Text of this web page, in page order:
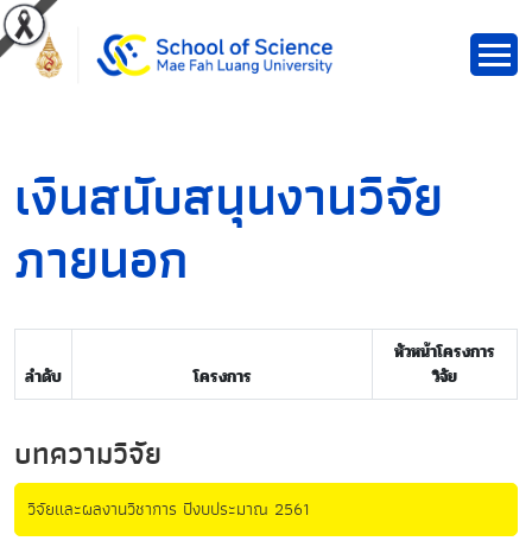
เงินสนับสนุนงานวิจัย
ภายนอก
ลำดับ โครงการ
หัวหน้าโครงการ
วิจัย
บทความวิจัย
วิจัยและผลงานวิชาการ ปีงบประมาณ 2561